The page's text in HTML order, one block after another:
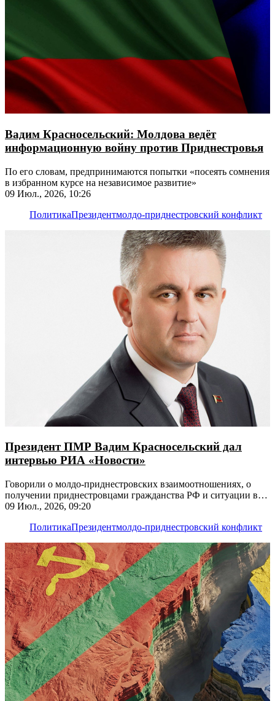
Вадим Красносельский: Молдова ведёт
информационную войну против Приднестровья
По его словам, предпринимаются попытки «посеять сомнения
в избранном курсе на независимое развитие»
09 Июл., 2026, 10:26
ПолитикаПрезидентмолдо-приднестровский конфликт
Президент ПМР Вадим Красносельский дал
интервью РИА «Новости»
Говорили о молдо-приднестровских взаимоотношениях, о
получении приднестровцами гражданства РФ и ситуации в
экономике республики
09 Июл., 2026, 09:20
ПолитикаПрезидентмолдо-приднестровский конфликт